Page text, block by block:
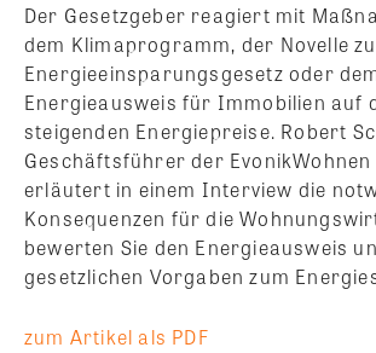
Der Gesetzgeber reagiert mit
dem Klimaprogramm, der Novelle
Energieeinsparungsgesetz oder
Energieausweis für Immobilien auf
steigenden Energiepreise. Robert
Geschäftsführer der EvonikWohnen
erläutert in einem Interview die
Konsequenzen für die
bewerten Sie den Energieausweis
gesetzlichen Vorgaben zum
zum Artikel als PDF